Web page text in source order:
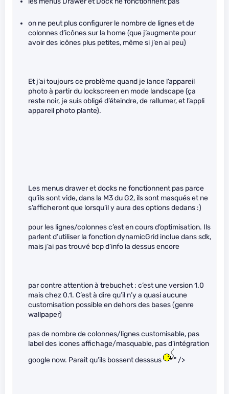
on ne peut plus configurer le nombre de lignes et de
colonnes d’icônes sur la home (que j’augmente pour
avoir des icônes plus petites, même si j’en ai peu)
Et j’ai toujours ce problème quand je lance l’appareil
photo à partir du lockscreen en mode landscape (ça
reste noir, je suis obligé d’éteindre, de rallumer, et l’appli
appareil photo plante).
Les menus drawer et docks ne fonctionnent pas parce
qu’ils sont vide, dans la M3 du G2, ils sont masqués et ne
s’afficheront que lorsqu’il y aura des options dedans :)
pour les lignes/colonnes c’est en cours d’optimisation. Ils
parlent d’utiliser la fonction dynamicGrid inclue dans sdk,
mais j’ai pas trouvé bcp d’info la dessus encore
par contre attention à trebuchet : c’est une version 1.0
mais chez 0.1. C’est à dire qu’il n’y a quasi aucune
customisation possible en dehors des bases (genre
wallpaper)
pas de nombre de colonnes/lignes customisable, pas
label des icones affichage/masquable, pas d’intégration
google now. Parait qu’ils bossent desssus
" />